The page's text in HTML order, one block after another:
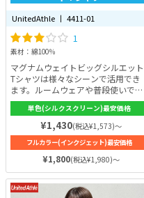
UnitedAthle 丨 4411-01
1
素材：綿100％
マグナムウェイトビッグシルエット
Tシャツは様々なシーンで活用でき
ます。ルームウェアや普段使いで活
用される方が多いです。友人などと
お揃いコーデするときにもおすすめ
単色(シルクスクリーン)最安価格
¥1,430(税込¥1,573)～
フルカラー(インクジェット)最安価格
¥1,800(税込¥1,980)～